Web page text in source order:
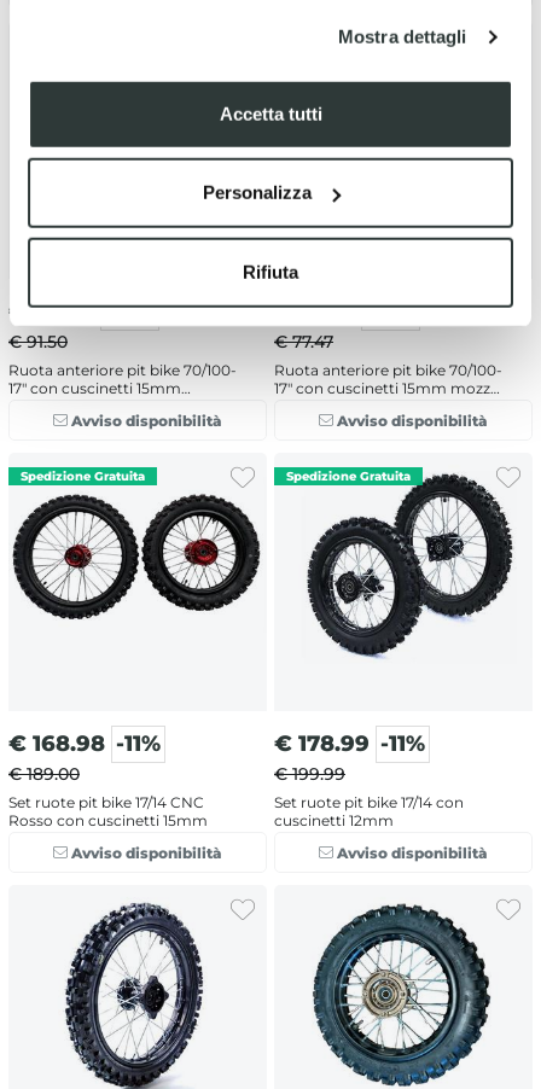
Mostra dettagli
Accetta tutti
Personalizza
Rifiuta
€ 79.30 -13%
€ 91.50
Ruota anteriore pit bike 70/100-
17" con cuscinetti 15mm
Avviso disponibilità
€ 67.14 -13%
€ 77.47
Ruota anteriore pit bike 70/100-
17" con cuscinetti 15mm mozzo
Avviso disponibilità
€ 168.98 -11%
€ 189.00
Set ruote pit bike 17/14 CNC
Rosso con cuscinetti 15mm
Avviso disponibilità
€ 178.99 -11%
€ 199.99
Set ruote pit bike 17/14 con
cuscinetti 12mm
Avviso disponibilità